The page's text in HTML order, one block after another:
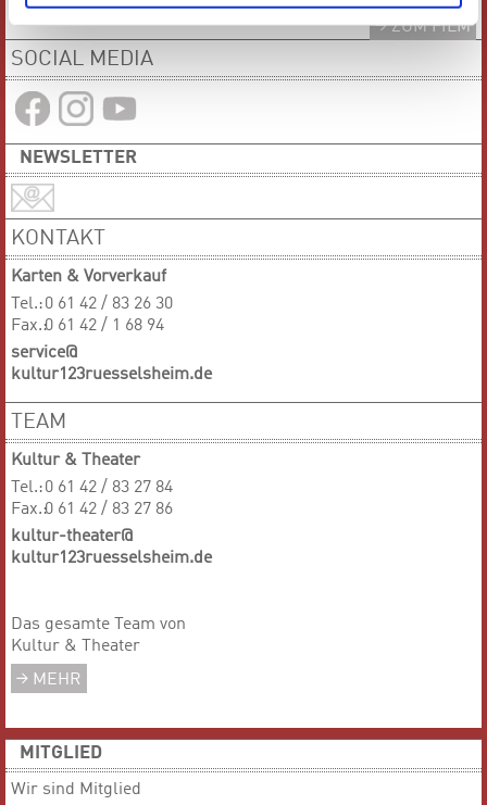
ZUM FILM
SOCIAL MEDIA
NEWSLETTER
KONTAKT
Karten & Vorverkauf
Tel.:0 61 42 / 83 26 30
Fax.:0 61 42 / 1 68 94
service@
kultur123ruesselsheim.de
TEAM
Kultur & Theater
Tel.:0 61 42 / 83 27 84
Fax.:0 61 42 / 83 27 86
kultur-theater@
kultur123ruesselsheim.de
Das gesamte Team von
Kultur & Theater
MEHR
MITGLIED
Wir sind Mitglied